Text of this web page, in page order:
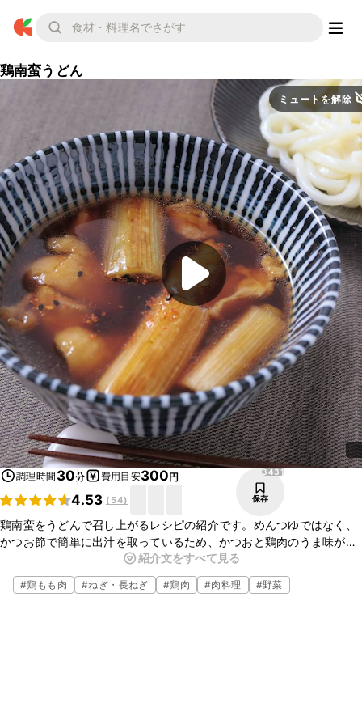
鶏南蛮うどん
ミュートを解除
調理時間 30分 費用目安300円
4.53 ( 54)
3431
保存
鶏南蛮をうどんで召し上がるレシピの紹介です。めんつゆではなく、
かつお節で簡単に出汁を取っているため、かつおと鶏肉のうま味が詰
まったつけ汁になっています。ゆず胡椒でゆずの香りも手軽に楽しめ
るので、是非お試しください。
紹介文をすべて見る
#鶏もも肉 #ねぎ・長ねぎ #鶏肉 #肉料理 #野菜